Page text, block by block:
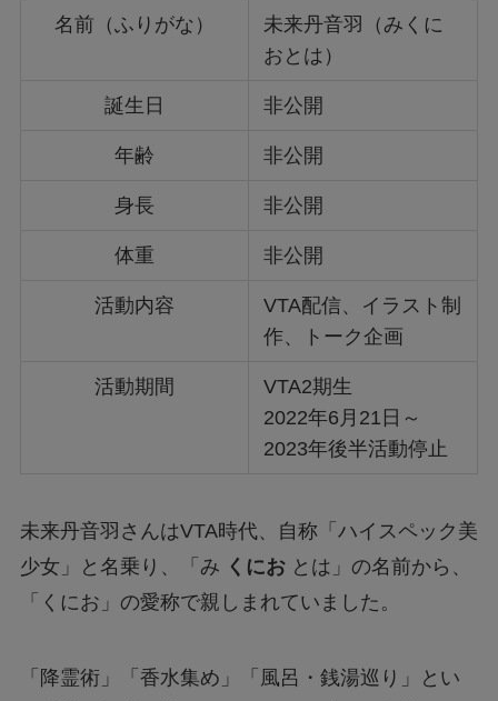
名前（ふりがな）
未来丹音羽（みくに
おとは）
誕生日 非公開
年齢 非公開
身長 非公開
体重 非公開
活動内容
VTA配信、イラスト制
作、トーク企画
活動期間
VTA2期生
2022年6月21日～
2023年後半活動停止
未来丹音羽さんはVTA時代、自称「ハイスペック美
少女」と名乗り、「み くにおとは」の名前から、
「くにお」の愛称で親しまれていました。
「降霊術」「香水集め」「風呂・銭湯巡り」とい